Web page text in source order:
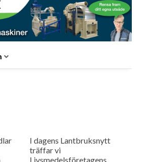
I dagens Lantbruksnytt
träffar vi
Livsmedelsföretagens